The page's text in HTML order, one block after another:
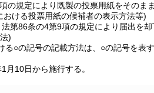
の規定により既製の投票用紙をそのま
ける投票用紙の候補者の表示方法等)
第86条の4第9項の規定により届出を却
)
る○の記号の記載方法は、○の記号を表
月10日から施行する。